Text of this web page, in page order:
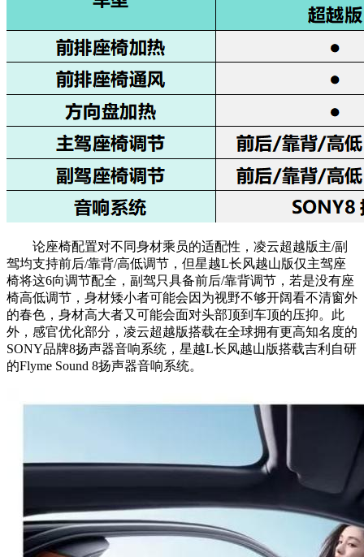
论座椅配置对不同身材乘员的适配性，凌云超越版主/副
驾均支持前后/靠背/高低调节，但星越L长风越山版仅主驾座
椅将这6向调节配全，副驾只具备前后/靠背调节，若是没有座
椅高低调节，身材矮小者可能会因为视野不够开阔看不清窗外
的春色，身材高大者又可能会面对头部顶到车顶的压抑。此
外，感官优化部分，凌云超越版搭载在全球拥有更高知名度的
SONY品牌8扬声器音响系统，星越L长风越山版搭载吉利自研
的Flyme Sound 8扬声器音响系统。